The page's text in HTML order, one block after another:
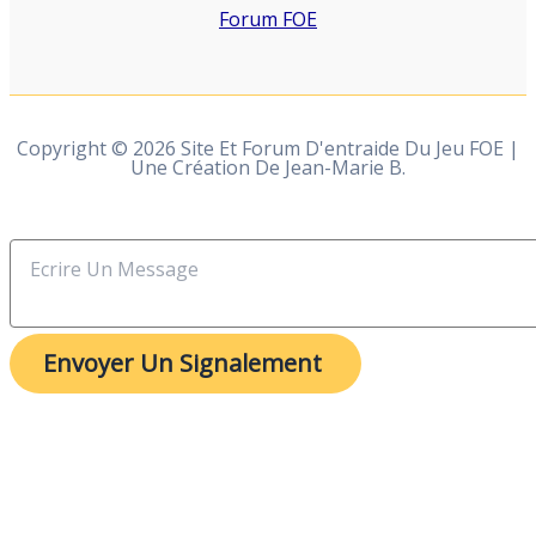
Forum FOE
Copyright © 2026 Site Et Forum D'entraide Du Jeu FOE |
Une Création De Jean-Marie B.